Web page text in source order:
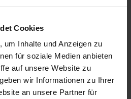
Cookies
um Inhalte und Anzeigen zu
für soziale Medien anbieten
auf unsere Website zu
wir Informationen zu Ihrer
an unsere Partner für